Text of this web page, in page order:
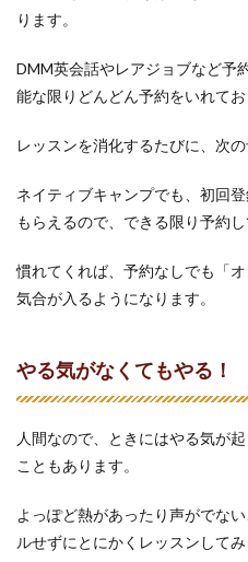
フィ
ン人
講師
し！
講師
に積
をみ
せる
べ
3
上達
の実
ない
人へ
飽き
たら
ります。
DMM英会話やレアジョブなど予
能な限りどんどん予約をいれてお
レッスンを消化するたびに、次
ネイティブキャンプでも、初回
もらえるので、できる限り予約し
慣れてくれば、予約なしでも「
気合が入るようになります。
やる気がなくてもやる！
人間なので、ときにはやる気が
こともあります。
よっぽど熱があったり声がでな
ルせずにとにかくレッスンして